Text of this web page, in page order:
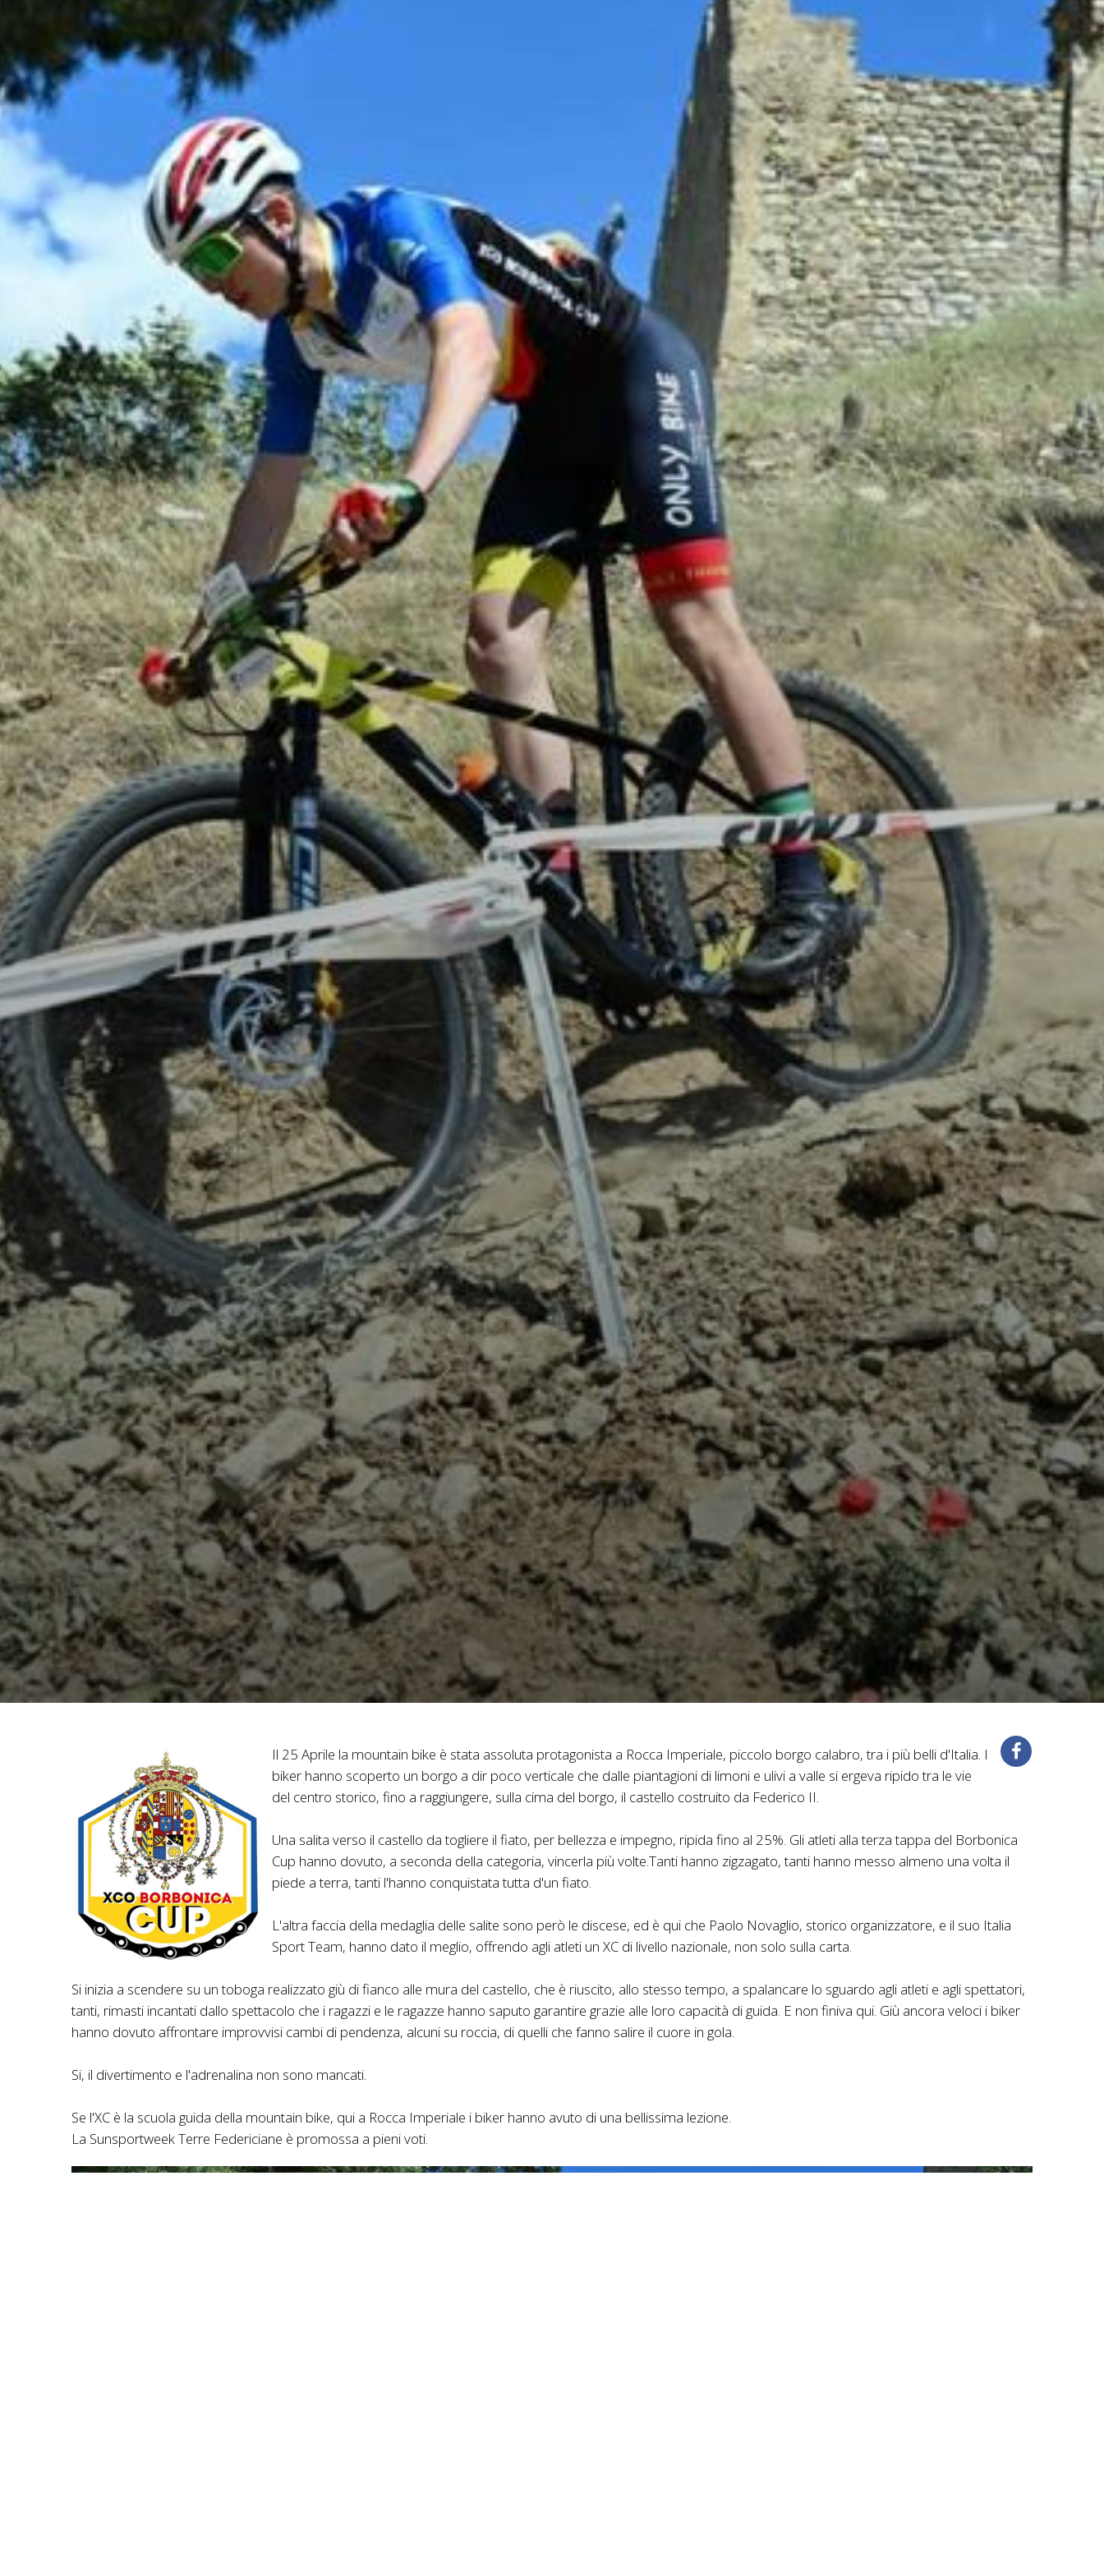
Il 25 Aprile la mountain bike è stata assoluta protagonista a Rocca Imperiale, piccolo borgo calabro, tra i più belli d'Italia. I
biker hanno scoperto un borgo a dir poco verticale che dalle piantagioni di limoni e ulivi a valle si ergeva ripido tra le vie
del centro storico, fino a raggiungere, sulla cima del borgo, il castello costruito da Federico II.
Una salita verso il castello da togliere il fiato, per bellezza e impegno, ripida fino al 25%. Gli atleti alla terza tappa del Borbonica
Cup hanno dovuto, a seconda della categoria, vincerla più volte.Tanti hanno zigzagato, tanti hanno messo almeno una volta il
piede a terra, tanti l'hanno conquistata tutta d'un fiato.
L'altra faccia della medaglia delle salite sono però le discese, ed è qui che Paolo Novaglio, storico organizzatore, e il suo Italia
Sport Team, hanno dato il meglio, offrendo agli atleti un XC di livello nazionale, non solo sulla carta.
Si inizia a scendere su un toboga realizzato giù di fianco alle mura del castello, che è riuscito, allo stesso tempo, a spalancare lo sguardo agli atleti e agli spettatori,
tanti, rimasti incantati dallo spettacolo che i ragazzi e le ragazze hanno saputo garantire grazie alle loro capacità di guida. E non finiva qui. Giù ancora veloci i biker
hanno dovuto affrontare improvvisi cambi di pendenza, alcuni su roccia, di quelli che fanno salire il cuore in gola.
Si, il divertimento e l'adrenalina non sono mancati.
Se l'XC è la scuola guida della mountain bike, qui a Rocca Imperiale i biker hanno avuto di una bellissima lezione.
La Sunsportweek Terre Federiciane è promossa a pieni voti.